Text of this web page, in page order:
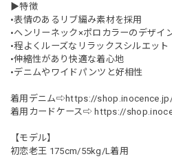
▶︎特徴
•表情のあるリブ編み素材を採用
•ヘンリーネック×ポロカラーのデザイ
•程よくルーズなリラックスシルエット
•伸縮性があり快適な着心地
•デニムやワイドパンツと好相性
着用デニム⇨https://
着用カードケース⇨https://
【モデル】
初恋老王 175cm/55kg/L着用